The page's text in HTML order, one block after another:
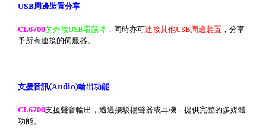
USB周邊裝置分享
CL6700的外接USB滑鼠埠 ，同時亦可連接其他USB周邊裝置 ，分享
予所有連接的伺服器。
支援音訊(Audio)輸出功能
CL6700支援聲音輸出，透過接駁揚聲器或耳機，提供完整的多媒體
功能。